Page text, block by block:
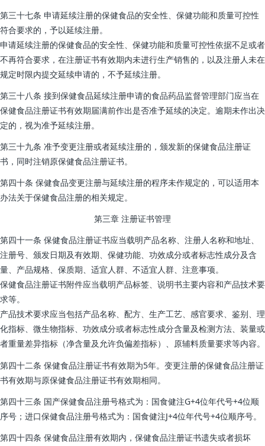
第三十七条 申请延续注册的保健食品的安全性、保健功能和质量可控性
符合要求的，予以延续注册。
申请延续注册的保健食品的安全性、保健功能和质量可控性依据不足或者
不再符合要求，在注册证书有效期内未进行生产销售的，以及注册人未在
规定时限内提交延续申请的，不予延续注册。
第三十八条 接到保健食品延续注册申请的食品药品监督管理部门应当在
保健食品注册证书有效期届满前作出是否准予延续的决定。逾期未作出决
定的，视为准予延续注册。
第三十九条 准予变更注册或者延续注册的，颁发新的保健食品注册证
书，同时注销原保健食品注册证书。
第四十条 保健食品变更注册与延续注册的程序未作规定的，可以适用本
办法关于保健食品注册的相关规定。
第三章 注册证书管理
第四十一条 保健食品注册证书应当载明产品名称、注册人名称和地址、
注册号、颁发日期及有效期、保健功能、功效成分或者标志性成分及含
量、产品规格、保质期、适宜人群、不适宜人群、注意事项。
保健食品注册证书附件应当载明产品标签、说明书主要内容和产品技术要
求等。
产品技术要求应当包括产品名称、配方、生产工艺、感官要求、鉴别、理
化指标、微生物指标、功效成分或者标志性成分含量及检测方法、装量或
者重量差异指标（净含量及允许负偏差指标）、原辅料质量要求等内容。
第四十二条 保健食品注册证书有效期为5年。变更注册的保健食品注册证
书有效期与原保健食品注册证书有效期相同。
第四十三条 国产保健食品注册号格式为：国食健注G+4位年代号+4位顺
序号；进口保健食品注册号格式为：国食健注J+4位年代号+4位顺序号。
第四十四条 保健食品注册有效期内，保健食品注册证书遗失或者损坏